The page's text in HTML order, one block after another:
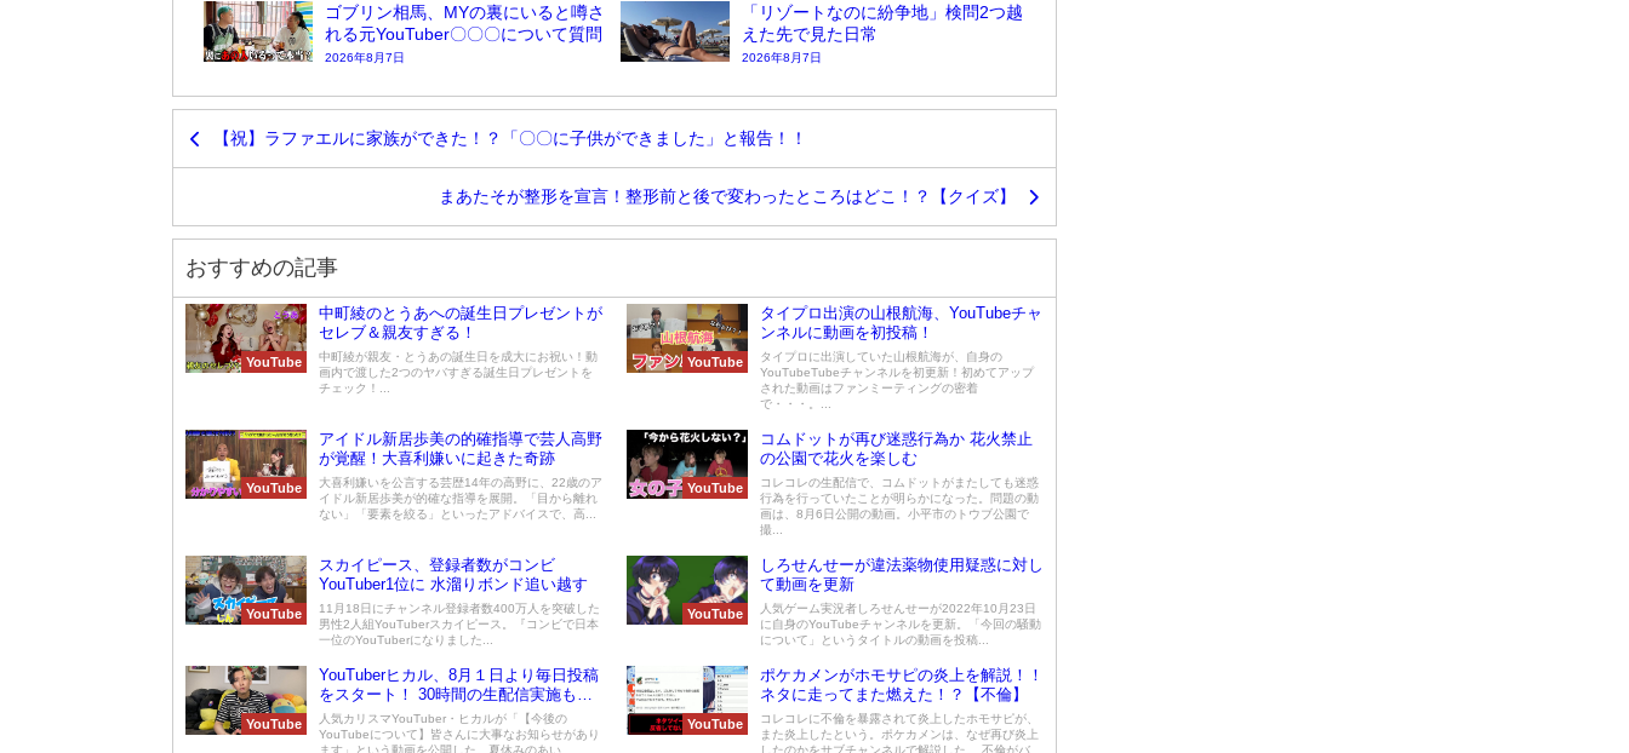
ゴブリン相馬、MYの裏にいると噂さ
れる元YouTuber〇〇〇について質問
2026年8月7日
「リゾートなのに紛争地」検問2つ越
えた先で見た日常
2026年8月7日
【祝】ラファエルに家族ができた！？「〇〇に子供ができました」と報告！！
まあたそが整形を宣言！整形前と後で変わったところはどこ！？【クイズ】
おすすめの記事
YouTube
中町綾のとうあへの誕生日プレゼントが
セレブ＆親友すぎる！
中町綾が親友・とうあの誕生日を成大にお祝い！動
画内で渡した2つのヤバすぎる誕生日プレゼントを
チェック！...
YouTube
タイプロ出演の山根航海、YouTubeチャ
ンネルに動画を初投稿！
タイプロに出演していた山根航海が、自身の
YouTubeTubeチャンネルを初更新！初めてアップ
された動画はファンミーティングの密着
で・・・。...
YouTube
アイドル新居歩美の的確指導で芸人高野
が覚醒！大喜利嫌いに起きた奇跡
大喜利嫌いを公言する芸歴14年の高野に、22歳のア
イドル新居歩美が的確な指導を展開。「目から離れ
ない」「要素を絞る」といったアドバイスで、高...
YouTube
コムドットが再び迷惑行為か 花火禁止
の公園で花火を楽しむ
コレコレの生配信で、コムドットがまたしても迷惑
行為を行っていたことが明らかになった。問題の動
画は、8月6日公開の動画。小平市のトウブ公園で
撮...
YouTube
スカイピース、登録者数がコンビ
YouTuber1位に 水溜りボンド追い越す
11月18日にチャンネル登録者数400万人を突破した
男性2人組YouTuberスカイピース。『コンビで日本
一位のYouTuberになりました...
YouTube
しろせんせーが違法薬物使用疑惑に対し
て動画を更新
人気ゲーム実況者しろせんせーが2022年10月23日
に自身のYouTubeチャンネルを更新。「今回の騒動
について」というタイトルの動画を投稿...
YouTube
YouTuberヒカル、8月１日より毎日投稿
をスタート！ 30時間の生配信実施も発
表
人気カリスマYouTuber・ヒカルが「【今後の
YouTubeについて】皆さんに大事なお知らせがあり
YouTube
ポケカメンがホモサピの炎上を解説！！
ネタに走ってまた燃えた！？【不倫】
コレコレに不倫を暴露されて炎上したホモサピが、
また炎上したという。ポケカメンは、なぜ再び炎上